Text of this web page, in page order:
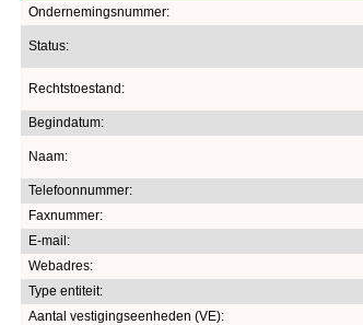
Ondernemingsnummer:
Status:
Rechtstoestand:
Begindatum:
Naam:
Telefoonnummer:
Faxnummer:
E-mail:
Webadres:
Type entiteit:
Aantal vestigingseenheden (VE):